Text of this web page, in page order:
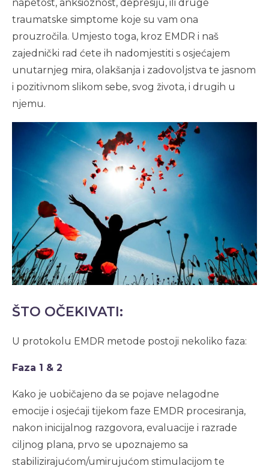
napetost, anksioznost, depresiju, ili druge
traumatske simptome koje su vam ona
prouzročila. Umjesto toga, kroz EMDR i naš
zajednički rad ćete ih nadomjestiti s osjećajem
unutarnjeg mira, olakšanja i zadovoljstva te jasnom
i pozitivnom slikom sebe, svog života, i drugih u
njemu.
ŠTO OČEKIVATI:
U protokolu EMDR metode postoji nekoliko faza:
Faza 1 & 2
Kako je uobičajeno da se pojave nelagodne
emocije i osjećaji tijekom faze EMDR procesiranja,
nakon inicijalnog razgovora, evaluacije i razrade
ciljnog plana, prvo se upoznajemo sa
stabilizirajućom/umirujućom stimulacijom te